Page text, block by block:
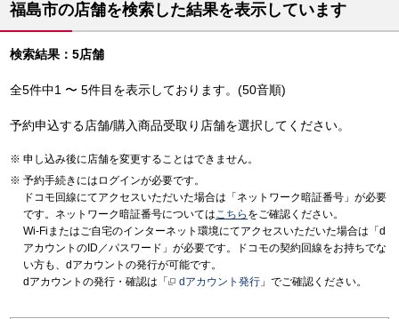
福島市の店舗を検索した結果を表示しています
検索結果：5店舗
全5件中1 〜 5件目を表示しております。(50音順)
予約申込する店舗/購入商品受取り店舗を選択してください。
申し込み後に店舗を変更することはできません。
予約手続きにはログインが必要です。
ドコモ回線にてアクセスいただいた場合は「ネットワーク暗証番号」が必要
です。ネットワーク暗証番号についてはこちら をご確認ください。
Wi-Fiまたはご自宅のインターネット環境にてアクセスいただいた場合は「d
アカウントのID／パスワード」が必要です。ドコモの契約回線をお持ちでな
い方も、dアカウントの発行が可能です。
dアカウントの発行・確認は「
dアカウント発行 」でご確認ください。